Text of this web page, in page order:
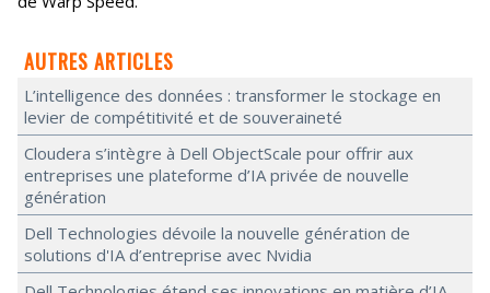
AUTRES ARTICLES
L’intelligence des données : transformer le stockage en
levier de compétitivité et de souveraineté
Cloudera s’intègre à Dell ObjectScale pour offrir aux
entreprises une plateforme d’IA privée de nouvelle
génération
Dell Technologies dévoile la nouvelle génération de
solutions d'IA d’entreprise avec Nvidia